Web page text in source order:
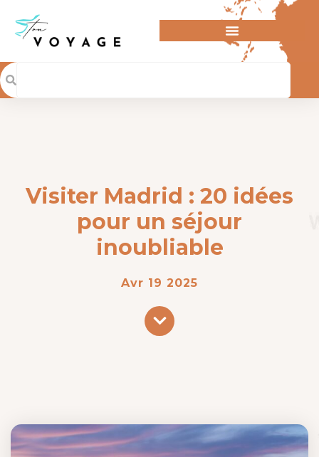
Visiter Madrid : 20 idées
pour un séjour
inoubliable
Avr 19 2025